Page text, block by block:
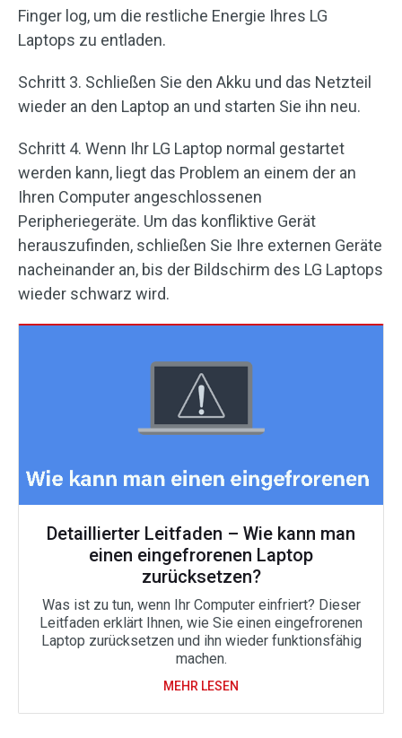
Finger log, um die restliche Energie Ihres LG
Laptops zu entladen.
Schritt 3. Schließen Sie den Akku und das Netzteil
wieder an den Laptop an und starten Sie ihn neu.
Schritt 4. Wenn Ihr LG Laptop normal gestartet
werden kann, liegt das Problem an einem der an
Ihren Computer angeschlossenen
Peripheriegeräte. Um das konfliktive Gerät
herauszufinden, schließen Sie Ihre externen Geräte
nacheinander an, bis der Bildschirm des LG Laptops
wieder schwarz wird.
Detaillierter Leitfaden – Wie kann man
einen eingefrorenen Laptop
zurücksetzen?
Was ist zu tun, wenn Ihr Computer einfriert? Dieser
Leitfaden erklärt Ihnen, wie Sie einen eingefrorenen
Laptop zurücksetzen und ihn wieder funktionsfähig
machen.
MEHR LESEN